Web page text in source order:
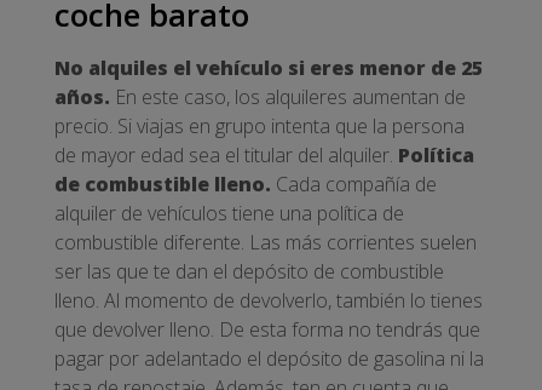
coche barato
No alquiles el vehículo si eres menor de 25
años. En este caso, los alquileres aumentan de
precio. Si viajas en grupo intenta que la persona
de mayor edad sea el titular del alquiler. Política
de combustible lleno. Cada compañía de
alquiler de vehículos tiene una política de
combustible diferente. Las más corrientes suelen
ser las que te dan el depósito de combustible
lleno. Al momento de devolverlo, también lo tienes
que devolver lleno. De esta forma no tendrás que
pagar por adelantado el depósito de gasolina ni la